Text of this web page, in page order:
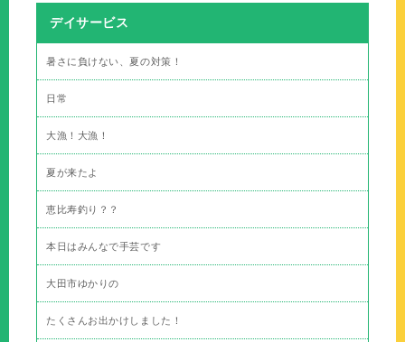
デイサービス
暑さに負けない、夏の対策！
日常
大漁！大漁！
夏が来たよ
恵比寿釣り？？
本日はみんなで手芸です
大田市ゆかりの
たくさんお出かけしました！